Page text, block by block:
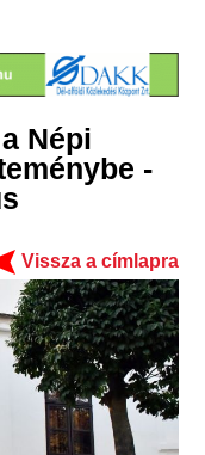
Népi
-
Vissza a címlapra